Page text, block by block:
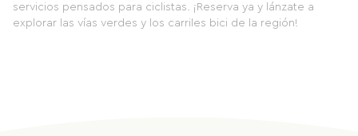
servicios pensados ​​para ciclistas. ¡Reserva ya y lánzate a
explorar las vías verdes y los carriles bici de la región!